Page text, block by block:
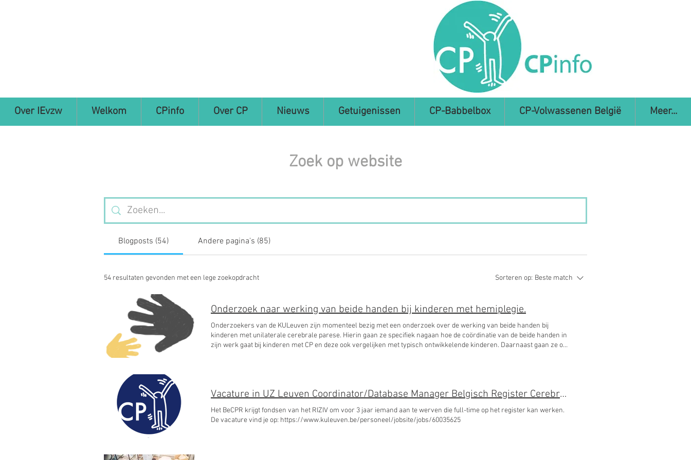
Over IEvzw Welkom CPinfo Over CP Nieuws Getuigenissen CP-Babbelbox CP-Volwassenen België Meer...
Zoek op website
Blogposts (54) Andere pagina's (85)
54 resultaten gevonden met een lege zoekopdracht Sorteren op: Beste match
Onderzoek naar werking van beide handen bij kinderen met hemiplegie.
Onderzoekers van de KULeuven zijn momenteel bezig met een onderzoek over de werking van beide handen bij
kinderen met unilaterale cerebrale parese. Hierin gaan ze specifiek nagaan hoe de coördinatie van de beide handen in
zijn werk gaat bij kinderen met CP en deze ook vergelijken met typisch ontwikkelende kinderen. Daarnaast gaan ze op
Vacature in UZ Leuven Coordinator/Database Manager Belgisch Register Cerebrale Parese
Het BeCPR krijgt fondsen van het RIZIV om voor 3 jaar iemand aan te werven die full-time op het register kan werken.
De vacature vind je op: https://www.kuleuven.be/personeel/jobsite/jobs/60035625